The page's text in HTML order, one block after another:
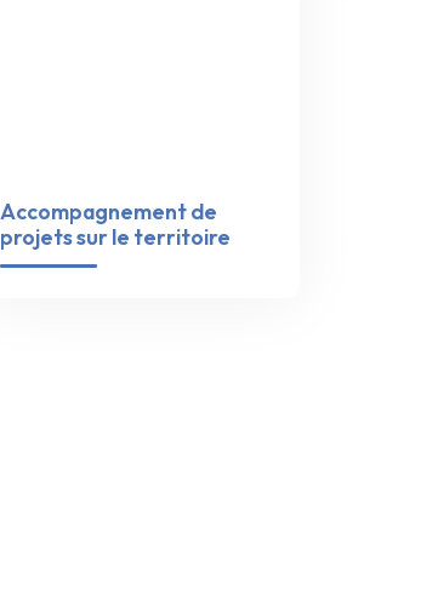
Accompagnement de
projets sur le territoire